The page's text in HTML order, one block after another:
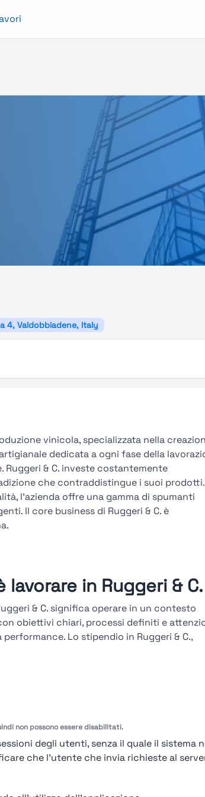
non possono essere disabilitati.
degli utenti, senza il quale il sistema
che l'utente che invia richieste al
4, Valdobbiadene, Italy
vinicola, specializzata nella
dedicata a ogni fase della
Ruggeri & C. investe costantemente
che contraddistingue i suoi prodotti.
l’azienda offre una gamma di spumanti
Il core business di Ruggeri & C. è
lavorare in Ruggeri & C.
& C. significa operare in un contesto
obiettivi chiari, processi definiti e
Lo stipendio in Ruggeri & C.,
→